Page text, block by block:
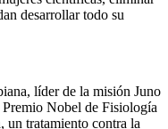
desarrollar todo su
líder de la misión Juno
Nobel de Fisiología
un tratamiento contra la